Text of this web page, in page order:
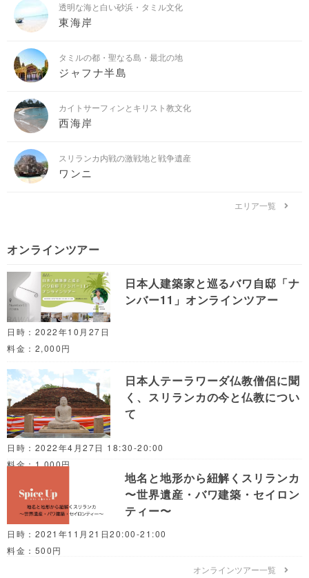
透明な海と白い砂浜・タミル文化
東海岸
タミルの都・聖なる島・最北の地
ジャフナ半島
カイトサーフィンとキリスト教文化
西海岸
スリランカ内戦の激戦地と戦争遺産
ワンニ
エリア一覧
オンラインツアー
日本人建築家と巡るバワ自邸「ナ
ンバー11」オンラインツアー
日時：2022年10月27日
料金：2,000円
日本人テーラワーダ仏教僧侶に聞
く、スリランカの今と仏教につい
て
日時：2022年4月27日 18:30-20:00
料金：1,000円
地名と地形から紐解くスリランカ
〜世界遺産・バワ建築・セイロン
ティー〜
日時：2021年11月21日20:00-21:00
料金：500円
オンラインツアー一覧